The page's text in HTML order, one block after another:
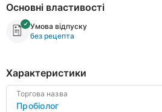
Основні властивості
Умова відпуску
без рецепта
Характеристики
Торгова назва
Пробіолог